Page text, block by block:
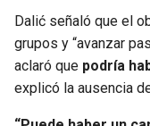
PACKERS
VIKINGS
TIMBERWOLVES
THUNDER
Dalić señaló que el
grupos y “avanzar
aclaró que podría
explicó la ausencia